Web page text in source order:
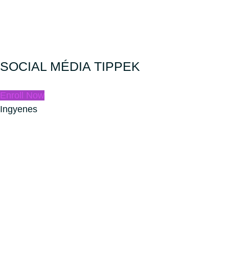
SOCIAL MÉDIA TIPPEK
Enroll Now
Ingyenes